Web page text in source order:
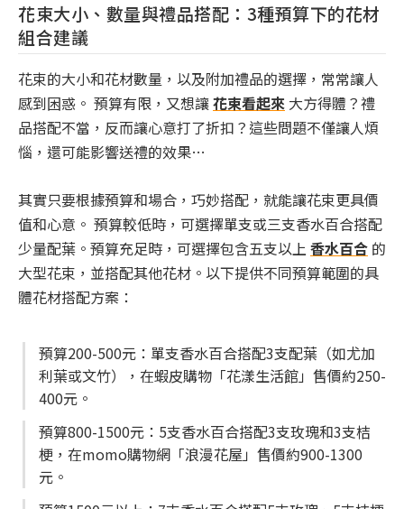
花束大小、數量與禮品搭配：3種預算下的花材
組合建議
花束的大小和花材數量，以及附加禮品的選擇，常常讓人
感到困惑。 預算有限，又想讓花束看起來 大方得體？禮
品搭配不當，反而讓心意打了折扣？這些問題不僅讓人煩
惱，還可能影響送禮的效果…
其實只要根據預算和場合，巧妙搭配，就能讓花束更具價
值和心意。 預算較低時，可選擇單支或三支香水百合搭配
少量配葉。預算充足時，可選擇包含五支以上 香水百合 的
大型花束，並搭配其他花材。以下提供不同預算範圍的具
體花材搭配方案：
預算200-500元：單支香水百合搭配3支配葉（如尤加
利葉或文竹），在蝦皮購物「花漾生活館」售價約250-
400元。
預算800-1500元：5支香水百合搭配3支玫瑰和3支桔
梗，在momo購物網「浪漫花屋」售價約900-1300
元。